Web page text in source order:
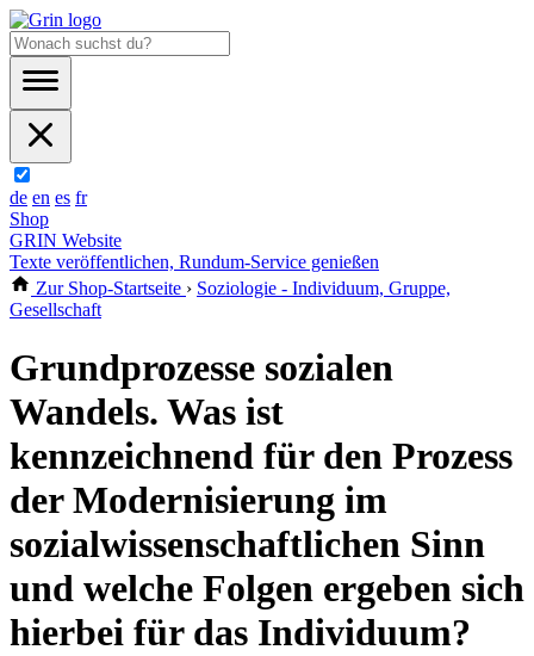
de en es fr
Shop
GRIN Website
Texte veröffentlichen, Rundum-Service genießen
Zur Shop-Startseite › Soziologie - Individuum, Gruppe,
Gesellschaft
Grundprozesse sozialen
Wandels. Was ist
kennzeichnend für den Prozess
der Modernisierung im
sozialwissenschaftlichen Sinn
und welche Folgen ergeben sich
hierbei für das Individuum?